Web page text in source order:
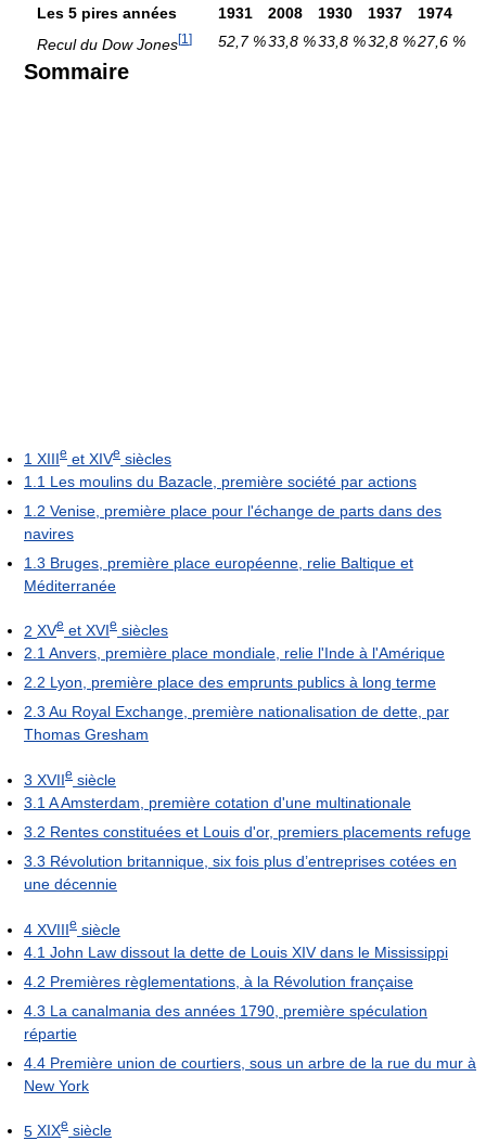
Les 5 pires années
1931 2008 1930 1937
1974
Recul du Dow Jones[1 ] 52,7 %33,8 %33,8 %32,8 %27,6 %
Sommaire
1 XIIIe et XIVe siècles
1.1 Les moulins du Bazacle, première société par actions
1.2 Venise, première place pour l'échange de parts dans des
navires
1.3 Bruges, première place européenne, relie Baltique et
Méditerranée
2 XVe et XVIe siècles
2.1Anvers, première place mondiale, relie l'Inde à l'Amérique
2.2 Lyon, première place des emprunts publics à long terme
2.3 Au Royal Exchange, première nationalisation de dette, par
Thomas Gresham
3 XVIIe siècle
3.1 A Amsterdam, première cotation d'une multinationale
3.2 Rentes constituées et Louis d'or, premiers placements refuge
3.3 Révolution britannique, six fois plus d’entreprises cotées en
une décennie
4 XVIIIe siècle
4.1 John Law dissout la dette de Louis XIV dans le Mississippi
4.2 Premières règlementations, à la Révolution française
4.3 La canalmania des années 1790, première spéculation
répartie
4.4 Première union de courtiers, sous un arbre de la rue du mur à
New York
5 XIXe siècle